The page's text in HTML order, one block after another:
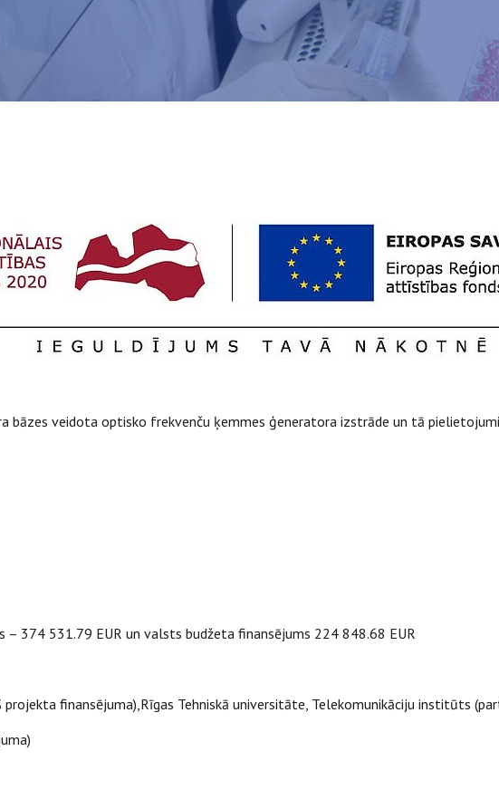
bāzes veidota optisko frekvenču ķemmes ģeneratora izstrāde un tā
374 531.79 EUR un valsts budžeta finansējums 224 848.68 EUR
finansējuma),Rīgas Tehniskā universitāte, Telekomunikāciju institūts